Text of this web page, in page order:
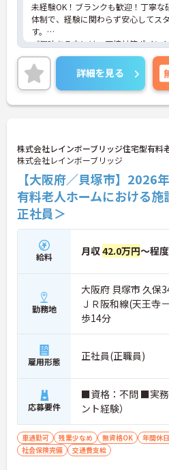
未経験OK！ブランクも歓迎！丁寧な
体制で、経験に関わらず安心してス
す。
ご興味ある方には、面接対策ポイン
詳細をお話しいたしますのでお気軽
い。
詳細を見る
株式会社レインボーブリッジ住宅型有料
株式会社レインボーブリッジ
【大阪府／貝塚市】
有料老人ホームにおける
正社員＞
給料 月収42.0万円～程度
勤務地
大阪府 貝塚市 久保
ＪＲ阪和線(天王寺
歩14分
雇用形態 正社員(正職員)
応募要件
■資格：不問 ■実務
ント経験）
車通勤可 残業少なめ 無資格OK 年間休
社会保険完備
交通費支給